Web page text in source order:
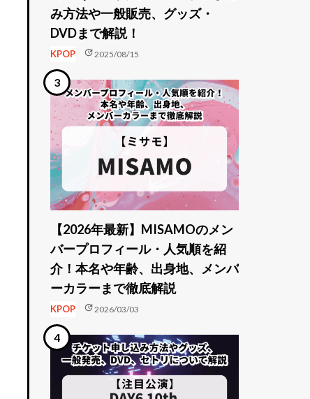
み方法や一般販売、グッズ・
DVDまで解説！
KPOP update2025/08/15
【2026年最新】MISAMOのメン
バープロフィール・人気順を紹
介！本名や年齢、出身地、メンバ
ーカラーまで徹底解説
KPOP update2026/03/03